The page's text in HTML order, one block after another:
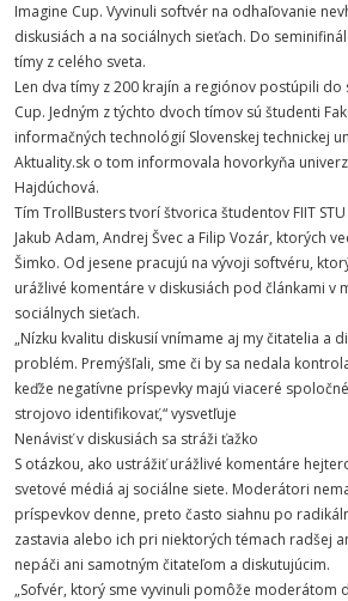
Imagine Cup. Vyvinuli softvér na odhaľovanie
diskusiách a na sociálnych sieťach. Do
tímy z celého sveta.
Len dva tímy z 200 krajín a regiónov postúpili do
Cup. Jedným z týchto dvoch tímov sú študenti
informačných technológií Slovenskej technickej
Aktuality.sk o tom informovala hovorkyňa
Hajdúchová.
Tím TrollBusters tvorí štvorica študentov FIIT
Jakub Adam, Andrej Švec a Filip Vozár, ktorých
Šimko. Od jesene pracujú na vývoji softvéru,
urážlivé komentáre v diskusiách pod článkami v
sociálnych sieťach.
„Nízku kvalitu diskusií vnímame aj my čitatelia a
problém. Premýšľali, sme či by sa nedala
keďže negatívne príspevky majú viaceré
strojovo identifikovať,“ vysvetľuje
Nenávisť v diskusiách sa stráži ťažko
S otázkou, ako ustrážiť urážlivé komentáre
svetové médiá aj sociálne siete. Moderátori
príspevkov denne, preto často siahnu po
zastavia alebo ich pri niektorých témach radšej
nepáči ani samotným čitateľom a diskutujúcim.
„Sofvér, ktorý sme vyvinuli pomôže moderátom